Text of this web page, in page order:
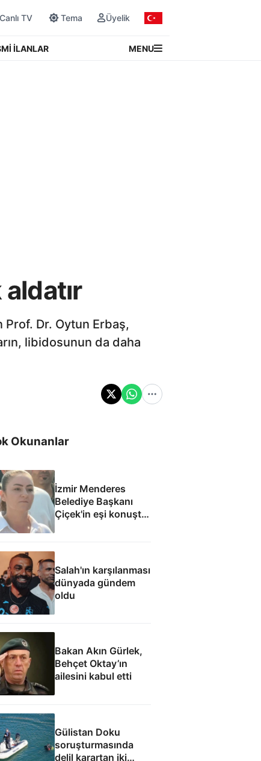
Canlı TV Tema Üyelik
İLANLAR MENU
Dr. Oytun Erbaş,
libidosunun da daha
Okunanlar
İzmir Menderes
Belediye Başkanı
Çiçek'in eşi konuştu:
Salah'ın karşılanması
dünyada gündem
oldu
Bakan Akın Gürlek,
Behçet Oktay’ın
ailesini kabul etti
Gülistan Doku
soruşturmasında
delil karartan iki